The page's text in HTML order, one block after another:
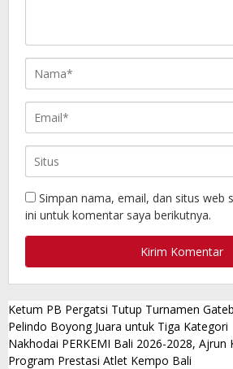
Simpan nama, email, dan situs web
ini untuk komentar saya berikutnya.
Ketum PB Pergatsi Tutup Turnamen
Pelindo Boyong Juara untuk Tiga Kategori
Nakhodai PERKEMI Bali 2026-2028, Ajrun
Program Prestasi Atlet Kempo Bali